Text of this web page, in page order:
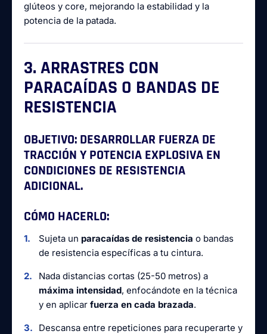
glúteos y core, mejorando la estabilidad y la
potencia de la patada.
3. ARRASTRES CON
PARACAÍDAS O BANDAS DE
RESISTENCIA
OBJETIVO: DESARROLLAR FUERZA DE
TRACCIÓN Y POTENCIA EXPLOSIVA EN
CONDICIONES DE RESISTENCIA
ADICIONAL.
CÓMO HACERLO:
Sujeta un paracaídas de resistencia o bandas
de resistencia específicas a tu cintura.
Nada distancias cortas (25-50 metros) a
máxima intensidad, enfocándote en la técnica
y en aplicar fuerza en cada brazada.
Descansa entre repeticiones para recuperarte y